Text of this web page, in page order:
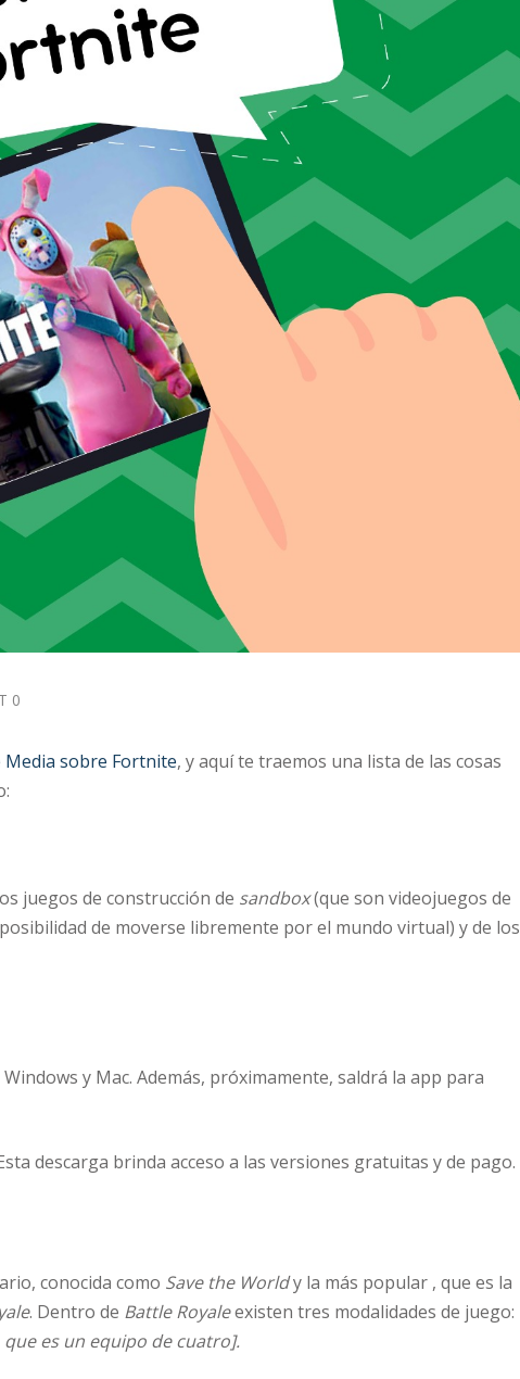
0
Media sobre Fortnite, y aquí te traemos una lista de las cosas
juegos de construcción de sandbox(que son videojuegos de
de moverse libremente por el mundo virtual) y de los
y Mac. Además, próximamente, saldrá la app para
descarga brinda acceso a las versiones gratuitas y de pago.
conocida como Save the Worldy la más popular , que es la
. Dentro de Battle Royaleexisten tres modalidades de juego:
es un equipo de cuatro].